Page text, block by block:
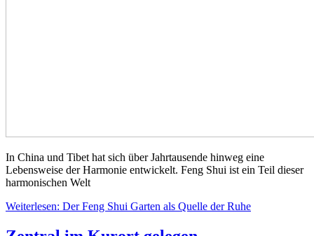
In China und Tibet hat sich über Jahrtausende hinweg eine
Lebensweise der Harmonie entwickelt. Feng Shui ist ein Teil dieser
harmonischen Welt
Weiterlesen: Der Feng Shui Garten als Quelle der Ruhe